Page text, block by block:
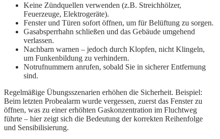
Keine Zündquellen verwenden (z.B. Streichhölzer,
Feuerzeuge, Elektrogeräte).
Fenster und Türen sofort öffnen, um für Belüftung zu sorgen.
Gasabsperrhahn schließen und das Gebäude umgehend
verlassen.
Nachbarn warnen – jedoch durch Klopfen, nicht Klingeln,
um Funkenbildung zu verhindern.
Notrufnummern anrufen, sobald Sie in sicherer Entfernung
sind.
Regelmäßige Übungsszenarien erhöhen die Sicherheit. Beispiel:
Beim letzten Probealarm wurde vergessen, zuerst das Fenster zu
öffnen, was zu einer erhöhten Gaskonzentration im Fluchtweg
führte – hier zeigt sich die Bedeutung der korrekten Reihenfolge
und Sensibilisierung.